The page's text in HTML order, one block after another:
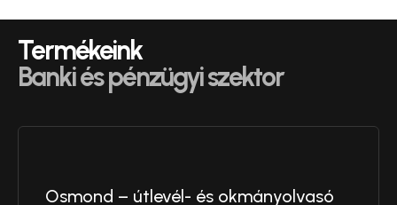
Termékeink
Banki és pénzügyi szektor
Osmond – útlevél- és okmányolvasó